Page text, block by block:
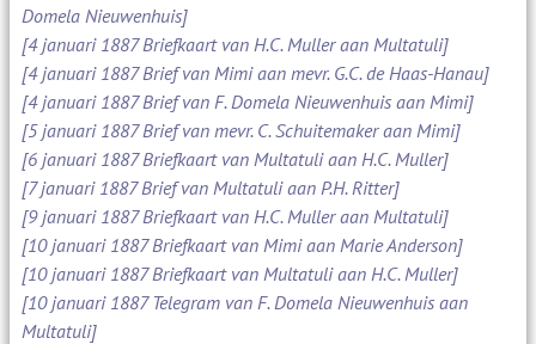
Domela Nieuwenhuis]
[4 januari 1887 Briefkaart van H.C. Muller aan Multatuli]
[4 januari 1887 Brief van Mimi aan mevr. G.C. de Haas-Hanau]
[4 januari 1887 Brief van F. Domela Nieuwenhuis aan Mimi]
[5 januari 1887 Brief van mevr. C. Schuitemaker aan Mimi]
[6 januari 1887 Briefkaart van Multatuli aan H.C. Muller]
[7 januari 1887 Brief van Multatuli aan P.H. Ritter]
[9 januari 1887 Briefkaart van H.C. Muller aan Multatuli]
[10 januari 1887 Briefkaart van Mimi aan Marie Anderson]
[10 januari 1887 Briefkaart van Multatuli aan H.C. Muller]
[10 januari 1887 Telegram van F. Domela Nieuwenhuis aan
Multatuli]